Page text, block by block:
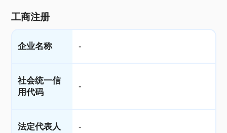
工商注册
企业名称 -
社会统一信
用代码
-
法定代表人 -